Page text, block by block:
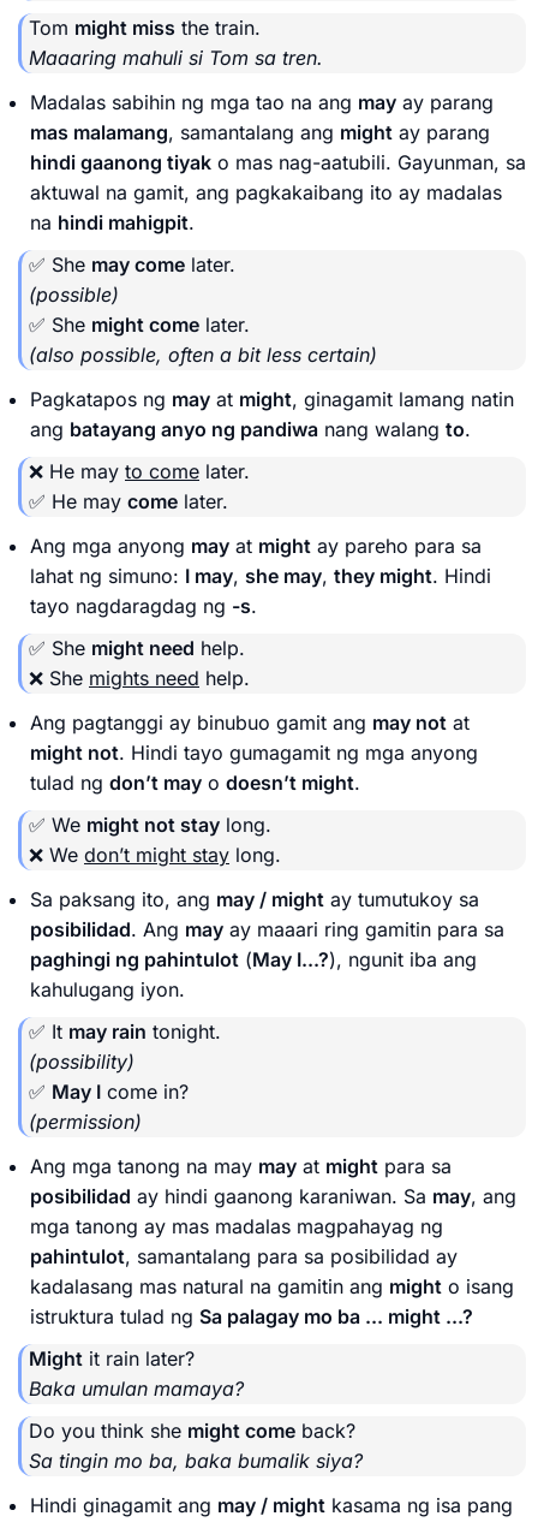
Tom might miss the train.
Maaaring mahuli si Tom sa tren.
Madalas sabihin ng mga tao na ang may ay parang
mas malamang, samantalang ang might ay parang
hindi gaanong tiyak o mas nag-aatubili. Gayunman, sa
aktuwal na gamit, ang pagkakaibang ito ay madalas
na hindi mahigpit.
✅ She may come later.
(possible)
✅ She might come later.
(also possible, often a bit less certain)
Pagkatapos ng may at might, ginagamit lamang natin
ang batayang anyo ng pandiwa nang walang to.
❌ He may to come later.
✅ He may come later.
Ang mga anyong may at might ay pareho para sa
lahat ng simuno: I may, she may, they might. Hindi
tayo nagdaragdag ng -s.
✅ She might need help.
❌ She mights need help.
Ang pagtanggi ay binubuo gamit ang may not at
might not. Hindi tayo gumagamit ng mga anyong
tulad ng don’t may o doesn’t might.
✅ We might not stay long.
❌ We don’t might stay long.
Sa paksang ito, ang may / might ay tumutukoy sa
posibilidad. Ang may ay maaari ring gamitin para sa
paghingi ng pahintulot (May I...?), ngunit iba ang
kahulugang iyon.
✅ It may rain tonight.
(possibility)
✅ May I come in?
(permission)
Ang mga tanong na may may at might para sa
posibilidad ay hindi gaanong karaniwan. Sa may, ang
mga tanong ay mas madalas magpahayag ng
pahintulot, samantalang para sa posibilidad ay
kadalasang mas natural na gamitin ang might o isang
istruktura tulad ng Sa palagay mo ba ... might ...?
Might it rain later?
Baka umulan mamaya?
Do you think she might come back?
Sa tingin mo ba, baka bumalik siya?
Hindi ginagamit ang may / might kasama ng isa pang